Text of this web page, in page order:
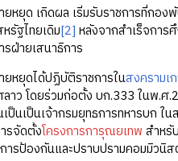
หยุด เกิดผล เริ่มรับราชการที่กอง
รัฐไทยเดิม[2] หลังจากสำเร็จการ
ฝ่ายเสนาธิการ
ดได้ปฏิบัติราชการในสงครามเ
ลาว โดยร่วมก่อตั้ง บก.333 ในพ.ศ
เป็นเป็นเจ้ากรมยุทธการทหารบก
รจัดตั้งโครงการการุณยเทพ สำหรั
ารป้องกันและปราบปรามคอมมิวนิ